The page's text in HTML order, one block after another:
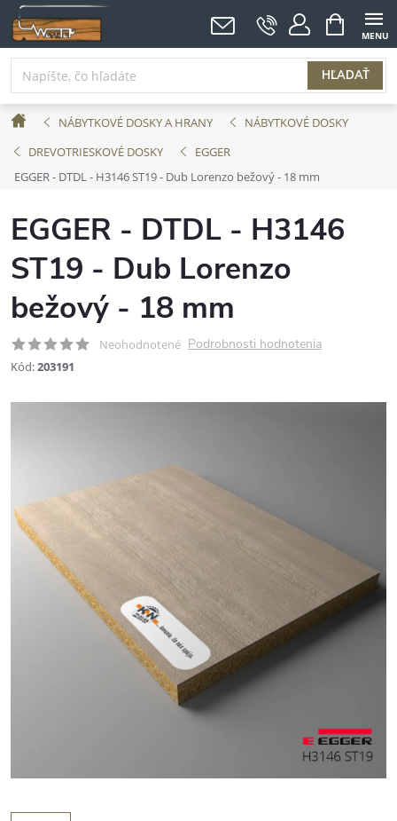
Prejsť
na
obsah
HĽADAŤ
NÁKUPNÝ
KOŠÍK
DomovNÁBYTKOVÉ DOSKY A HRANY
NÁBYTKOVÉ DOSKY
DREVOTRIESKOVÉ DOSKY
EGGER
EGGER - DTDL - H3146 ST19 - Dub Lorenzo bežový - 18 mm
EGGER - DTDL - H3146
ST19 - Dub Lorenzo
bežový - 18 mm
Neohodnotené Podrobnosti hodnotenia
Kód:203191